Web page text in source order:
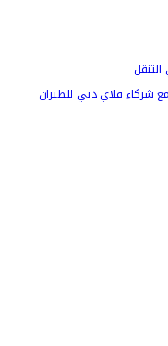
شركاء فلاي دبي للطيران